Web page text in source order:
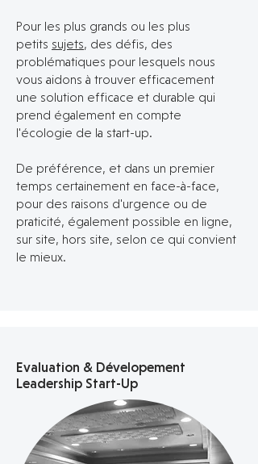
Pour les plus grands ou les plus
petits sujets, des défis, des
problématiques pour lesquels nous
vous aidons à trouver efficacement
une solution efficace et durable qui
prend également en compte
l'écologie de la start-up.
De préférence, et dans un premier
temps certainement en face-à-face,
pour des raisons d'urgence ou de
praticité, également possible en ligne,
sur site, hors site, selon ce qui convient
le mieux.
Evaluation & Dévelopement
Leadership Start-Up